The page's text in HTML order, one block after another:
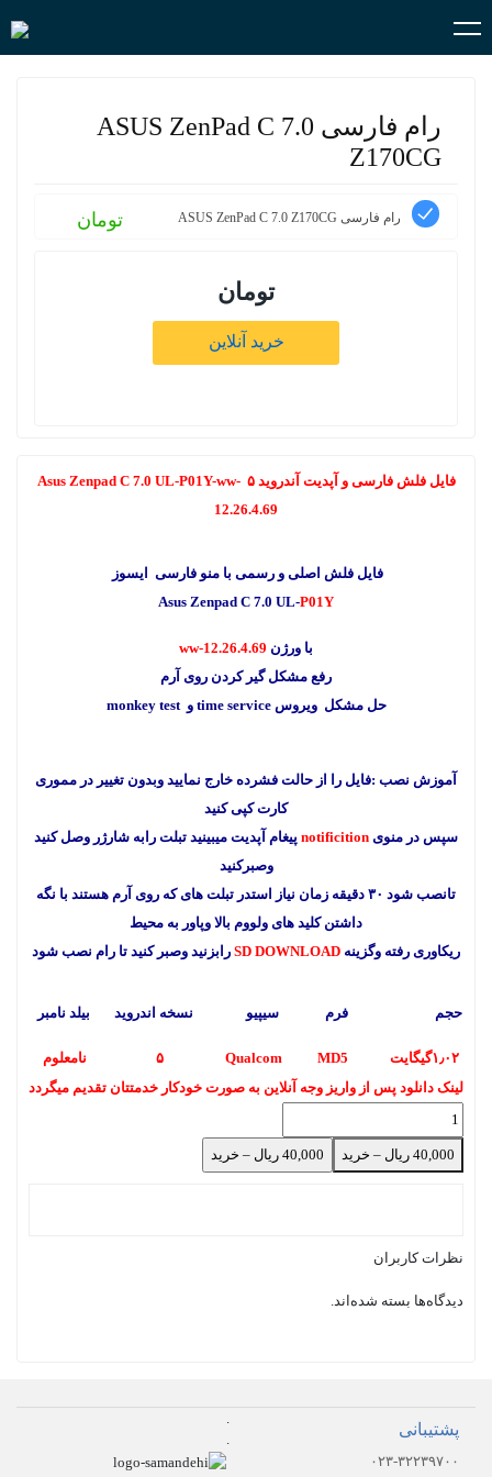
رام فارسی ASUS ZenPad C 7.0
Z170CG
رام فارسی ASUS ZenPad C 7.0 Z170CG تومان
تومان
خرید آنلاین
فایل فلش فارسی و آپدیت آندروید ۵ Asus Zenpad C 7.0 UL-P01Y-ww-
12.26.4.69
فایل فلش اصلی و رسمی با منو فارسی ایسوز
Asus Zenpad C 7.0 UL-P01Y
با ورژن ww-12.26.4.69
رفع مشکل گیر کردن روی آرم
حل مشکل ویروس time service و monkey test
آموزش نصب :فایل را از حالت فشرده خارج نمایید وبدون تغییر در مموری
کارت کپی کنید
سپس در منوی notificition پیغام آپدیت میبینید تبلت رابه شارژر وصل کنید
وصبرکنید
تانصب شود ۳۰ دقیقه زمان نیاز است
در تبلت های که روی آرم هستند با نگه
داشتن کلید های ولووم بالا وپاور به محیط
ریکاوری رفته وگزینه SD DOWNLOAD رابزنید وصبر کنید تا رام نصب شود
حجم فرم سیپیو نسخه اندروید بیلد نامبر
۱٫۰۲گیگایت
نامعلوم
لینک دانلود پس از واریز وجه آنلاین به صورت خودکار خدمتتان تقدیم میگردد
40,000 ریال – خرید
نظرات کاربران
دیدگاه‌ها بسته شده‌اند.
پشتیبانی
۰۲۳-۳۲۲۳۹۷۰۰
.
.